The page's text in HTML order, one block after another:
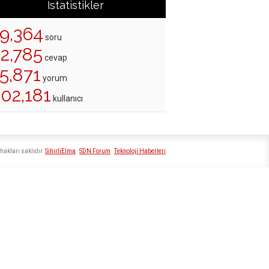
İstatistikler
soru
cevap
yorum
kullanıcı
SihirliElma SDN Forum Teknoloji Haberleri
saklıdır